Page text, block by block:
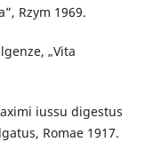
Rzym 1969.
„Vita
iussu digestus
Romae 1917.